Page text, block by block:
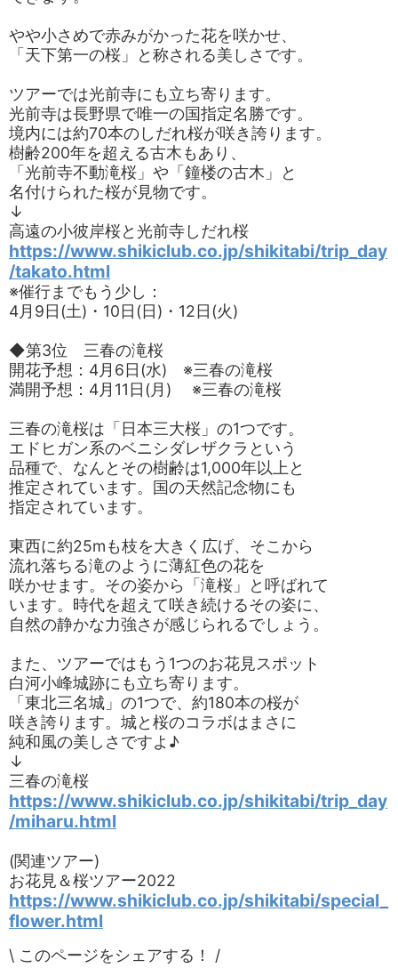
やや小さめで赤みがかった花を咲かせ、
「天下第一の桜」と称される美しさです。
ツアーでは光前寺にも立ち寄ります。
光前寺は長野県で唯一の国指定名勝です。
境内には約70本のしだれ桜が咲き誇ります。
樹齢200年を超える古木もあり、
「光前寺不動滝桜」や「鐘楼の古木」と
名付けられた桜が見物です。
↓
高遠の小彼岸桜と光前寺しだれ桜
https://www.shikiclub.co.jp/shikitabi/trip_day
/takato.html
※催行までもう少し：
4月9日(土)・10日(日)・12日(火)
◆第3位 三春の滝桜
開花予想：4月6日(水) ※三春の滝桜
満開予想：4月11日(月) ※三春の滝桜
三春の滝桜は「日本三大桜」の1つです。
エドヒガン系のベニシダレザクラという
品種で、なんとその樹齢は1,000年以上と
推定されています。国の天然記念物にも
指定されています。
東西に約25mも枝を大きく広げ、そこから
流れ落ちる滝のように薄紅色の花を
咲かせます。その姿から「滝桜」と呼ばれて
います。時代を超えて咲き続けるその姿に、
自然の静かな力強さが感じられるでしょう。
また、ツアーではもう1つのお花見スポット
白河小峰城跡にも立ち寄ります。
「東北三名城」の1つで、約180本の桜が
咲き誇ります。城と桜のコラボはまさに
純和風の美しさですよ♪
↓
三春の滝桜
https://www.shikiclub.co.jp/shikitabi/trip_day
/miharu.html
(関連ツアー)
お花見＆桜ツアー2022
https://www.shikiclub.co.jp/shikitabi/special_
flower.html
\ このページをシェアする！ /